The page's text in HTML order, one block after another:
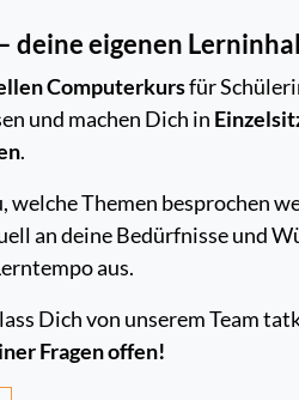
deine eigenen
Computerkursfür
und machen Dich in
.
welche Themen besprochen
an deine Bedürfnisse und
aus.
Dich von unserem Team
Fragen offen!